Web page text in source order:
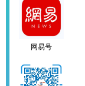
网易号